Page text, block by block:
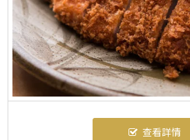
查看詳情